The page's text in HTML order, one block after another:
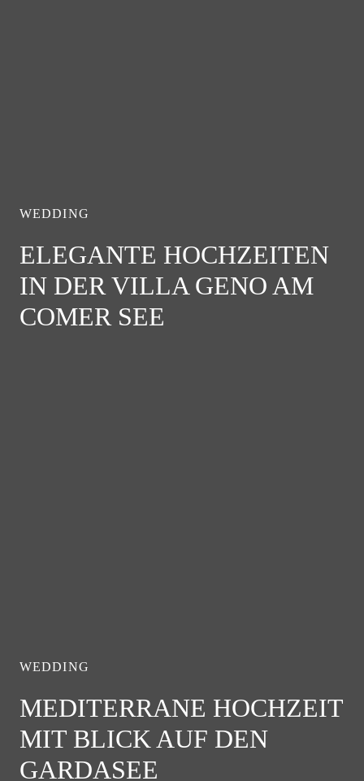
WEDDING
ELEGANTE HOCHZEITEN
IN DER VILLA GENO AM
COMER SEE
WEDDING
MEDITERRANE HOCHZEIT
MIT BLICK AUF DEN
GARDASEE